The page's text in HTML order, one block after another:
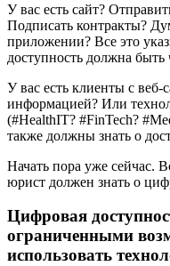
У вас есть сайт?
Подписать контракты?
приложении? Все это
доступность должна быть
У вас есть клиенты с
информацией? Или
(#HealthIT? #FinTech?
также должны знать о
Начать пора уже сейчас.
юрист должен знать о
Цифровая
ограниченными
использовать